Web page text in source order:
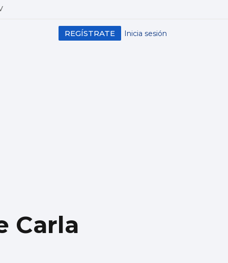
Inicia sesión
REGÍSTRATE
Carla